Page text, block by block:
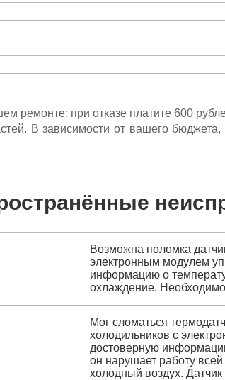
ремонте; при отказе платите 600
В зависимости от вашего
Возможна поломка
электронным модулем
информацию о
охлаждение.
Мог сломаться
холодильников с
достоверную
он нарушает работу
холодный воздух.